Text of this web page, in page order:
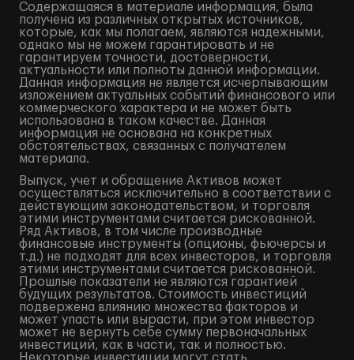
Содержащаяся в материале информация, была
получена из различных открытых источников,
которые, как мы полагаем, являются надежными,
однако мы не можем гарантировать и не
гарантируем точности, достоверности,
актуальности или полноты данной информации.
Данная информация не является исчерпывающим
изложением актуальных событий финансового или
коммерческого характера и не может быть
использована в таком качестве. Данная
информация не основана на конкретных
обстоятельствах, связанных с получателем
материала.
Выпуск, учет и обращение Активов может
осуществляться исключительно в соответствии с
действующим законодательством, и торговля
этими инструментами считается рискованной.
Ряд Активов, в том числе производные
финансовые инструменты (опционы, фьючерсы и
т.д.) не подходят для всех инвесторов, и торговля
этими инструментами считается рискованной.
Прошлые показатели не являются гарантией
будущих результатов. Стоимость инвестиций
подвержена влиянию множества факторов и
может упасть или вырасти, при этом инвестор
может не вернуть себе сумму первоначальных
инвестиций, как в части, так и полностью.